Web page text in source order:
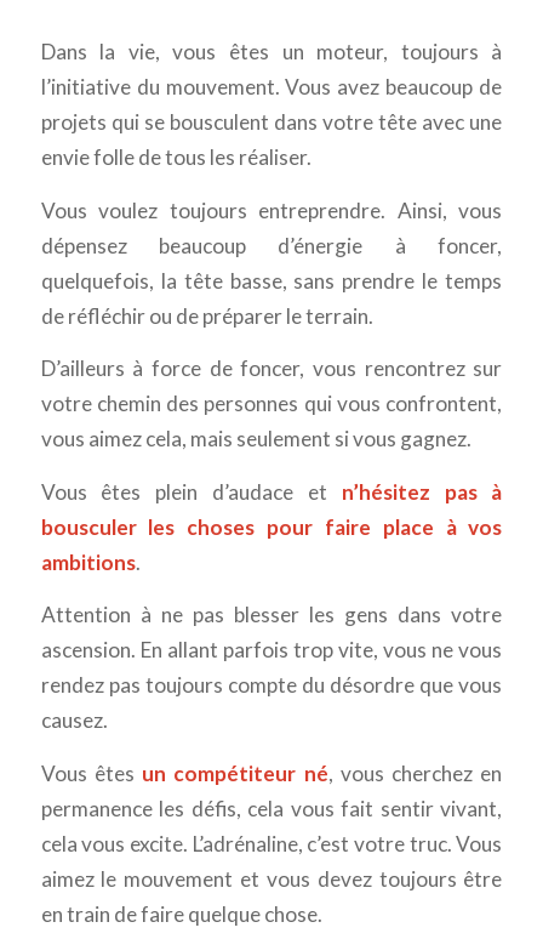
Dans la vie, vous êtes un moteur, toujours à
l’initiative du mouvement. Vous avez beaucoup de
projets qui se bousculent dans votre tête avec une
envie folle de tous les réaliser.
Vous voulez toujours entreprendre. Ainsi, vous
dépensez beaucoup d’énergie à foncer,
quelquefois, la tête basse, sans prendre le temps
de réfléchir ou de préparer le terrain.
D’ailleurs à force de foncer, vous rencontrez sur
votre chemin des personnes qui vous confrontent,
vous aimez cela, mais seulement si vous gagnez.
Vous êtes plein d’audace et n’hésitez pas à
bousculer les choses pour faire place à vos
ambitions.
Attention à ne pas blesser les gens dans votre
ascension. En allant parfois trop vite, vous ne vous
rendez pas toujours compte du désordre que vous
causez.
Vous êtes un compétiteur né, vous cherchez en
permanence les défis, cela vous fait sentir vivant,
cela vous excite. L’adrénaline, c’est votre truc. Vous
aimez le mouvement et vous devez toujours être
en train de faire quelque chose.